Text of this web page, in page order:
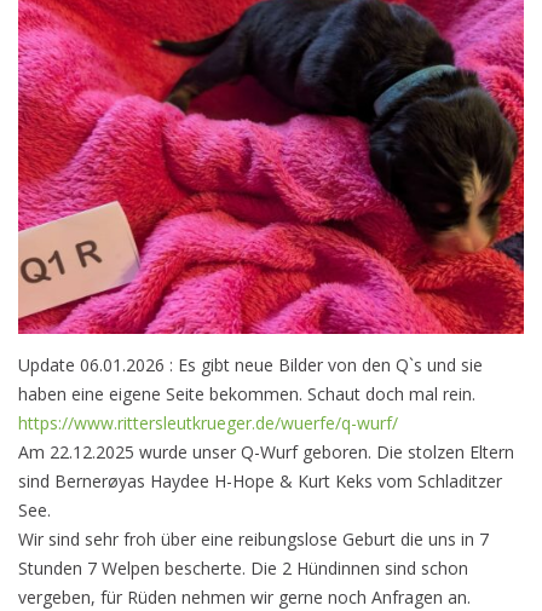
Update 06.01.2026 : Es gibt neue Bilder von den Q`s und sie
haben eine eigene Seite bekommen. Schaut doch mal rein.
https://www.rittersleutkrueger.de/wuerfe/q-wurf/
Am 22.12.2025 wurde unser Q-Wurf geboren. Die stolzen Eltern
sind Bernerøyas Haydee H-Hope & Kurt Keks vom Schladitzer
See.
Wir sind sehr froh über eine reibungslose Geburt die uns in 7
Stunden 7 Welpen bescherte. Die 2 Hündinnen sind schon
vergeben, für Rüden nehmen wir gerne noch Anfragen an.